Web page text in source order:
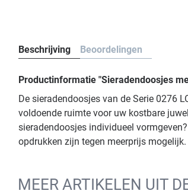
Beschrijving Beoordelingen
Productinformatie "Sieradendoosjes
De sieradendoosjes van de Serie 0276
voldoende ruimte voor uw kostbare
sieradendoosjes individueel
opdrukken zijn tegen meerprijs
MEER ARTIKELEN UIT